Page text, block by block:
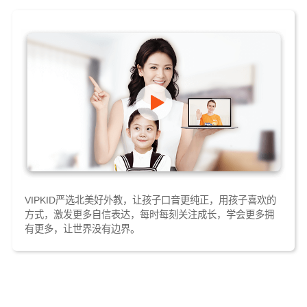
VIPKID严选北美好外教，让孩子口音更纯正，用孩子喜欢的
方式，激发更多自信表达，每时每刻关注成长，学会更多拥
有更多，让世界没有边界。